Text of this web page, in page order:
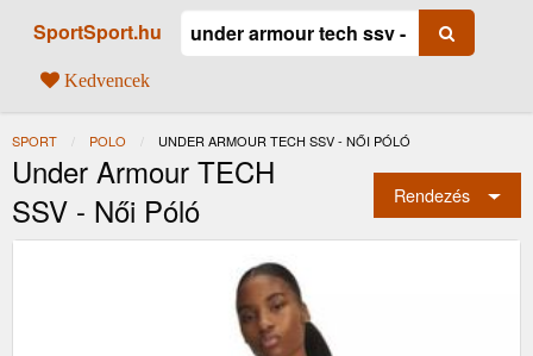
SportSport.hu
Kedvencek
SPORT POLO JELENLEGI:
UNDER ARMOUR TECH SSV - NŐI PÓLÓ
Under Armour TECH
SSV - Női Póló
Rendezés